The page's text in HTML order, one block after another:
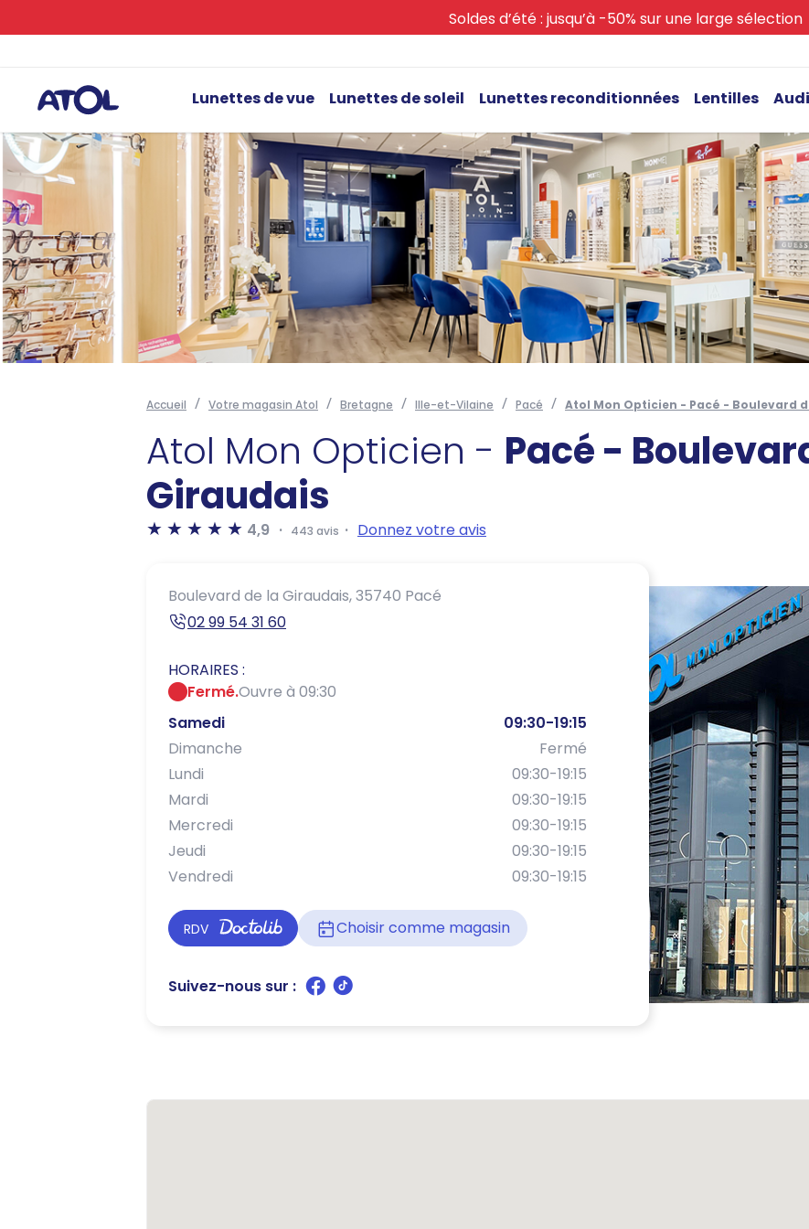
Soldes d’été : jusqu’à -50% sur une large sélection
Lunettes de vue Lunettes de soleil Lunettes reconditionnées Lentilles
Accueil Votre magasin Atol Bretagne Ille-et-Vilaine Pacé Atol Mon Opticien - Pacé - Boulevard
Atol Mon Opticien - Pacé -
Giraudais
4,9 443 avis Donnez votre avis
Boulevard de la Giraudais,35740 Pacé
02 99 54 31 60
HORAIRES :
Fermé.Ouvre à 09:30
Samedi
09:30-19:15
Dimanche
Fermé
Lundi
09:30-19:15
Mardi
09:30-19:15
Mercredi
09:30-19:15
Jeudi
09:30-19:15
Vendredi
09:30-19:15
RDV Choisir comme magasin
Suivez-nous sur :